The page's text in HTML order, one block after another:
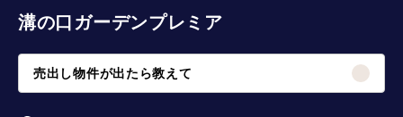
溝の口ガーデンプレミア
売出し物件が出たら教えて